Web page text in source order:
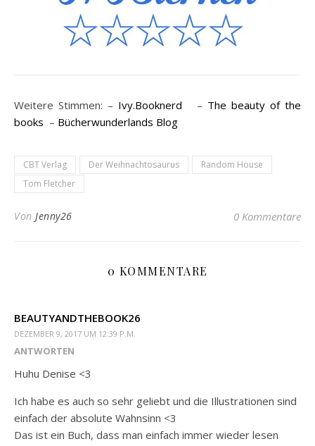
Weitere Stimmen: – Ivy.Booknerd – The beauty of the
books – Bücherwunderlands Blog
CBT Verlag Der Weihnachtosaurus
Random House
Tom Fletcher
Von Jenny26 0 Kommentare
0 KOMMENTARE
BEAUTYANDTHEBOOK26
DEZEMBER 9, 2017 UM 12:39 P.M.
ANTWORTEN
Huhu Denise <3
Ich habe es auch so sehr geliebt und die Illustrationen sind
einfach der absolute Wahnsinn <3
Das ist ein Buch, dass man einfach immer wieder lesen